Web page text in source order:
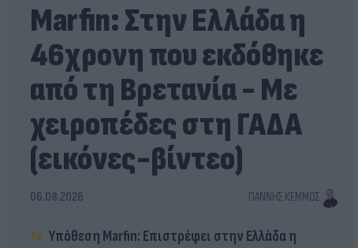
Marfin: Στην Ελλάδα η
46χρονη που εκδόθηκε
από τη Βρετανία - Με
χειροπέδες στη ΓΑΔΑ
(εικόνες-βίντεο)
06.08.2026 ΓΙΆΝΝΗΣ ΚΈΜΜΟΣ
Υπόθεση Marfin: Επιστρέφει στην Ελλάδα η